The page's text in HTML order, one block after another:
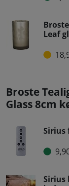
Leaf
Broste
Glass 8cm
Sirius
Sirius